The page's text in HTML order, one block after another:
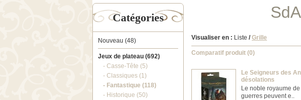
Catégories
Nouveau (48)
Jeux de plateau (692)
- Casse-Tête (5)
- Classiques (1)
- Fantastique (118)
- Historique (50)
Visualiser en : Liste / Grille
Comparatif produit (0)
Le Seigneurs des
désolations
Le noble royaume
guerres peuvent e..